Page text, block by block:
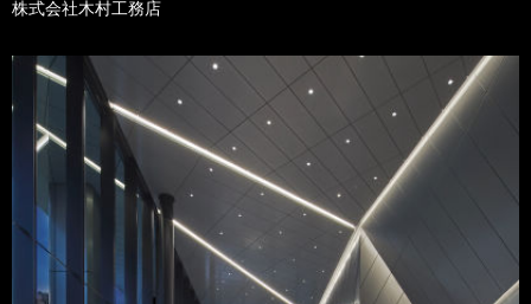
株式会社木村工務店